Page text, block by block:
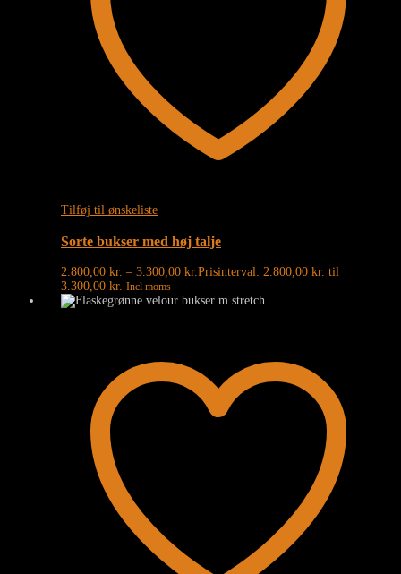
Tilføj til ønskeliste
Sorte bukser med høj talje
2.800,00 kr. – 3.300,00 kr.Prisinterval: 2.800,00 kr. til
3.300,00 kr. Incl moms